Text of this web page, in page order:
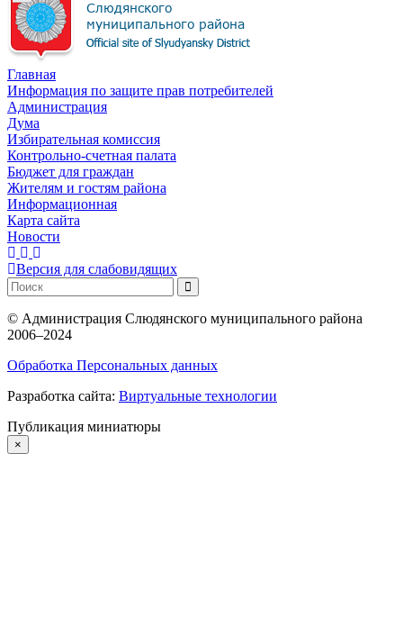
Главная
Информация по защите прав потребителей
Администрация
Дума
Избирательная комиссия
Контрольно-счетная палата
Бюджет для граждан
Жителям и гостям района
Информационная
Карта сайта
Новости
Версия для слабовидящих
© Администрация Слюдянского муниципального района
2006–2024
Обработка Персональных данных
Разработка сайта: Виртуальные технологии
Публикация миниатюры
×